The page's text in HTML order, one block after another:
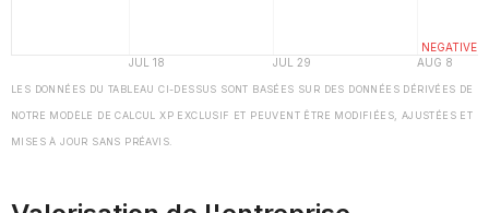
LES DONNÉES DU TABLEAU CI-DESSUS SONT BASÉES SUR DES DONNÉES DÉRIVÉES DE
NOTRE MODÈLE DE CALCUL XP EXCLUSIF ET PEUVENT ÊTRE MODIFIÉES, AJUSTÉES ET
MISES À JOUR SANS PRÉAVIS.